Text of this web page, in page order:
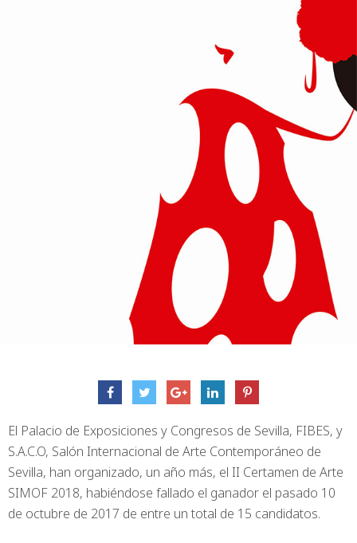
El Palacio de Exposiciones y Congresos de Sevilla, FIBES, y
S.A.C.O, Salón Internacional de Arte Contemporáneo de
Sevilla, han organizado, un año más, el II Certamen de Arte
SIMOF 2018, habiéndose fallado el ganador el pasado 10
de octubre de 2017 de entre un total de 15 candidatos.